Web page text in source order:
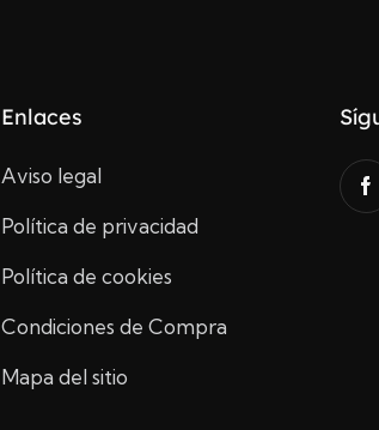
Enlaces
Aviso legal
Política de privacidad
Política de cookies
Condiciones de Compra
Mapa del sitio